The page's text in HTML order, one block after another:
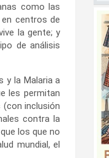
como las
centros de
la gente; y
de análisis
y la Malaria a
les permitan
(con inclusión
contra la
los que no
mundial, el